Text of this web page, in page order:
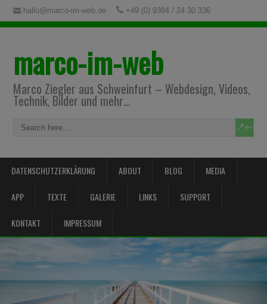
hallo@marco-im-web.de +49 (0) 9384 / 24 30 336
marco-im-web
Marco Ziegler aus Schweinfurt – Webdesign, Videos,
Technik, Bilder und mehr…
DATENSCHUTZERKLÄRUNG ABOUT BLOG MEDIA
APP TEXTE GALERIE LINKS SUPPORT
KONTAKT IMPRESSUM